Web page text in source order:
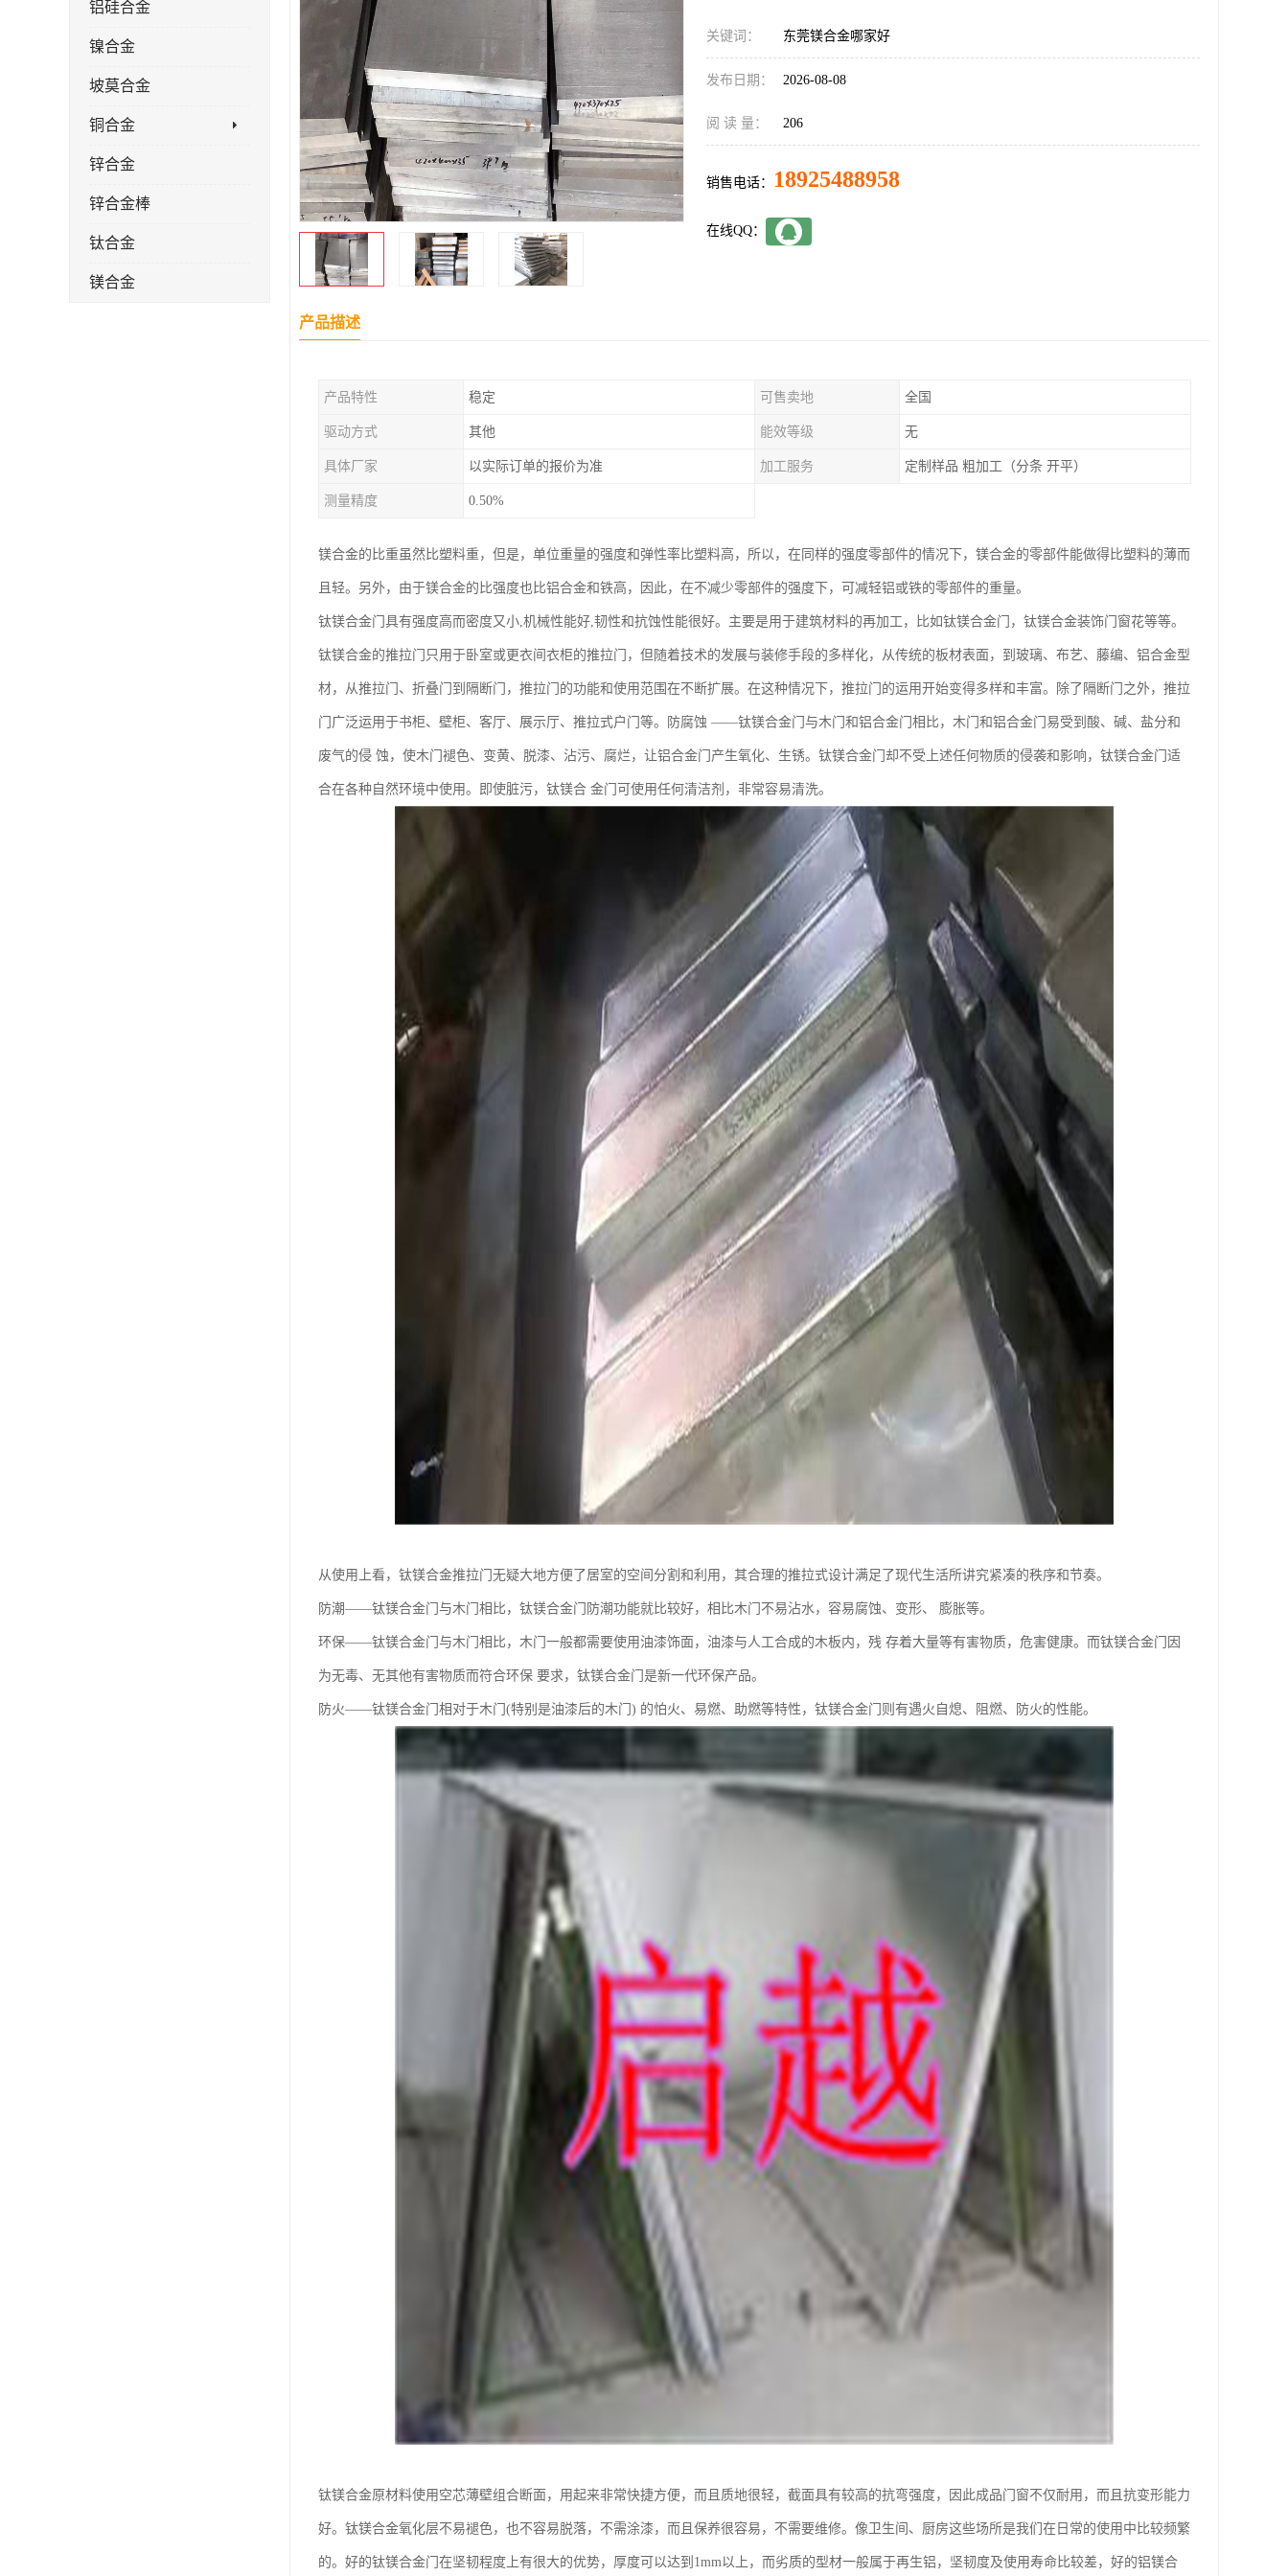
铝硅合金
镍合金
坡莫合金
铜合金
锌合金
锌合金棒
钛合金
镁合金
关键词： 东莞镁合金哪家好
发布日期： 2026-08-08
阅 读 量： 206
销售电话： 18925488958
在线QQ：
产品描述
产品特性 稳定 可售卖地 全国
驱动方式 其他 能效等级 无
具体厂家 以实际订单的报价为准 加工服务 定制样品 粗加工（分条 开平）
测量精度 0.50%
镁合金的比重虽然比塑料重，但是，单位重量的强度和弹性率比塑料高，所以，在同样的强度零部件的情况下，镁合金的零部件能做得比塑料的薄而
且轻。另外，由于镁合金的比强度也比铝合金和铁高，因此，在不减少零部件的强度下，可减轻铝或铁的零部件的重量。
钛镁合金门具有强度高而密度又小,机械性能好,韧性和抗蚀性能很好。主要是用于建筑材料的再加工，比如钛镁合金门，钛镁合金装饰门窗花等等。
钛镁合金的推拉门只用于卧室或更衣间衣柜的推拉门，但随着技术的发展与装修手段的多样化，从传统的板材表面，到玻璃、布艺、藤编、铝合金型
材，从推拉门、折叠门到隔断门，推拉门的功能和使用范围在不断扩展。在这种情况下，推拉门的运用开始变得多样和丰富。除了隔断门之外，推拉
门广泛运用于书柜、壁柜、客厅、展示厅、推拉式户门等。防腐蚀 ——钛镁合金门与木门和铝合金门相比，木门和铝合金门易受到酸、碱、盐分和
废气的侵 蚀，使木门褪色、变黄、脱漆、沾污、腐烂，让铝合金门产生氧化、生锈。钛镁合金门却不受上述任何物质的侵袭和影响，钛镁合金门适
合在各种自然环境中使用。即使脏污，钛镁合 金门可使用任何清洁剂，非常容易清洗。
从使用上看，钛镁合金推拉门无疑大地方便了居室的空间分割和利用，其合理的推拉式设计满足了现代生活所讲究紧凑的秩序和节奏。
防潮——钛镁合金门与木门相比，钛镁合金门防潮功能就比较好，相比木门不易沾水，容易腐蚀、变形、 膨胀等。
环保——钛镁合金门与木门相比，木门一般都需要使用油漆饰面，油漆与人工合成的木板内，残 存着大量等有害物质，危害健康。而钛镁合金门因
为无毒、无其他有害物质而符合环保 要求，钛镁合金门是新一代环保产品。
防火——钛镁合金门相对于木门(特别是油漆后的木门) 的怕火、易燃、助燃等特性，钛镁合金门则有遇火自熄、阻燃、防火的性能。
钛镁合金原材料使用空芯薄壁组合断面，用起来非常快捷方便，而且质地很轻，截面具有较高的抗弯强度，因此成品门窗不仅耐用，而且抗变形能力
好。钛镁合金氧化层不易褪色，也不容易脱落，不需涂漆，而且保养很容易，不需要维修。像卫生间、厨房这些场所是我们在日常的使用中比较频繁
的。好的钛镁合金门在坚韧程度上有很大的优势，厚度可以达到1mm以上，而劣质的型材一般属于再生铝，坚韧度及使用寿命比较差，好的铝镁合